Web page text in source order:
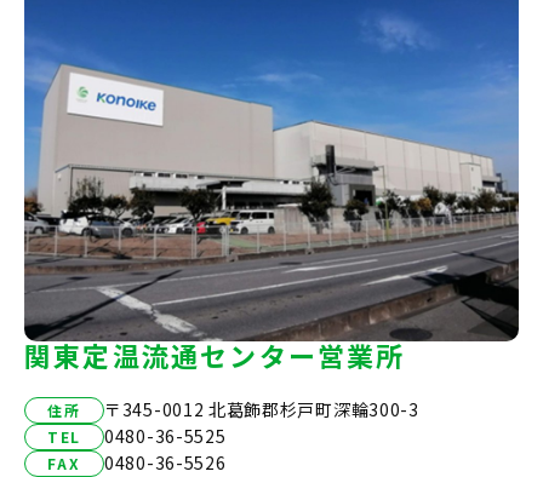
関東定温流通センター営業所
住所 〒345-0012 北葛飾郡杉戸町深輪300-3
TEL 0480-36-5525
FAX 0480-36-5526